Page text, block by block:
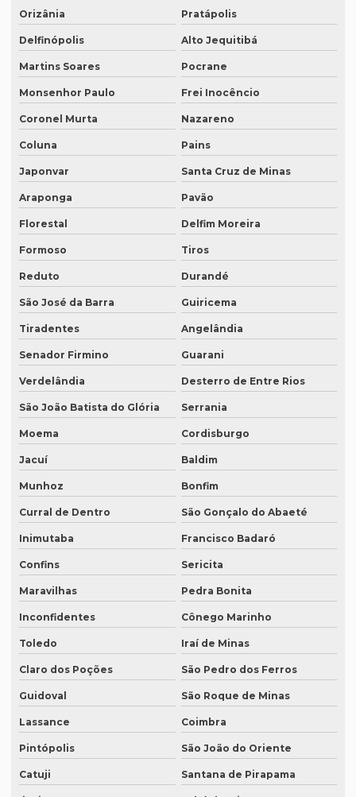
Quanto custa a tradução de um manual técnico?
Quanto custa traduzir para alemão
Quanto custa traduzir documentos
Quanto custa traduzir um livro
Quanto custa um tradutor juramentado
Quanto custa uma tradução juramentada
Quanto custa uma tradução juramentada em francês
Quanto custa uma tradução juramentada em italiano
Quem faz tradução de artigos científicos
Quem faz tradução juramentada em mg
Quem faz transcrição de áudio em portugues
Rádios para tradução simultânea
Revisão de artigos científicos
Revisão gramatical profissional
Revisão em ingles
Revisão em ingles tradução
Revisão de manuscritos literários
Revisão de teses e dissertações
Revisão de texto acadêmico preço
Revisão de texto em inglês preço
Revisão de textos em alemão
Revisão de textos em árabe
Revisão de textos em coreano
Revisão de textos em espanhol
Revisão de textos em francês
Revisão de textos em inglês
Orizânia Pratápolis
Delfinópolis Alto Jequitibá
Martins Soares Pocrane
Monsenhor Paulo Frei Inocêncio
Coronel Murta Nazareno
Coluna Pains
Japonvar Santa Cruz de Minas
Araponga Pavão
Florestal Delfim Moreira
Formoso Tiros
Reduto Durandé
São José da Barra Guiricema
Tiradentes Angelândia
Senador Firmino Guarani
Verdelândia Desterro de Entre Rios
São João Batista do Glória Serrania
Moema Cordisburgo
Jacuí Baldim
Munhoz Bonfim
Curral de Dentro São Gonçalo do Abaeté
Inimutaba Francisco Badaró
Confins Sericita
Maravilhas Pedra Bonita
Inconfidentes Cônego Marinho
Toledo Iraí de Minas
Claro dos Poções São Pedro dos Ferros
Guidoval São Roque de Minas
Lassance Coimbra
Pintópolis São João do Oriente
Catuji Santana de Pirapama